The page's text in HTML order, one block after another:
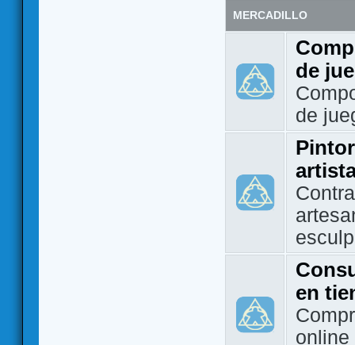
MERCADILLO
de
de
en